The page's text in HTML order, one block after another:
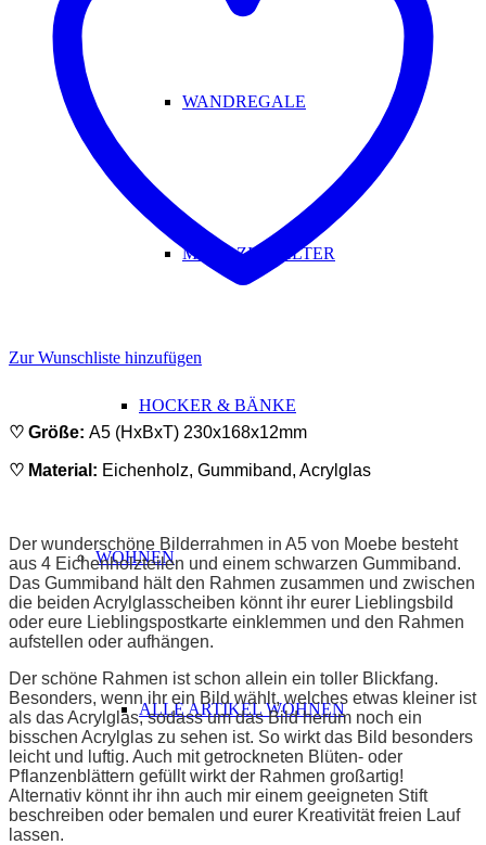
WANDREGALE
MAGAZINHALTER
HOCKER & BÄNKE
WOHNEN
ALLE ARTIKEL WOHNEN
Zur Wunschliste hinzufügen
♡ Größe: A5 (HxBxT) 230x168x12mm
♡ Material: Eichenholz, Gummiband, Acrylglas
Der wunderschöne Bilderrahmen in A5 von Moebe besteht
aus 4 Eichenholzteilen und einem schwarzen Gummiband.
Das Gummiband hält den Rahmen zusammen und zwischen
die beiden Acrylglasscheiben könnt ihr eurer Lieblingsbild
oder eure Lieblingspostkarte einklemmen und den Rahmen
aufstellen oder aufhängen.
Der schöne Rahmen ist schon allein ein toller Blickfang.
Besonders, wenn ihr ein Bild wählt, welches etwas kleiner ist
als das Acrylglas, sodass um das Bild herum noch ein
bisschen Acrylglas zu sehen ist. So wirkt das Bild besonders
leicht und luftig. Auch mit getrockneten Blüten- oder
Pflanzenblättern gefüllt wirkt der Rahmen großartig!
Alternativ könnt ihr ihn auch mir einem geeigneten Stift
beschreiben oder bemalen und eurer Kreativität freien Lauf
lassen.